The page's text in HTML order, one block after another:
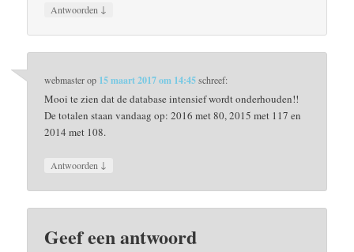
Antwoorden ↓
webmasterop 15 maart 2017 om 14:45schreef:
Mooi te zien dat de database intensief wordt onderhouden!!
De totalen staan vandaag op: 2016 met 80, 2015 met 117 en
2014 met 108.
Antwoorden ↓
Geef een antwoord